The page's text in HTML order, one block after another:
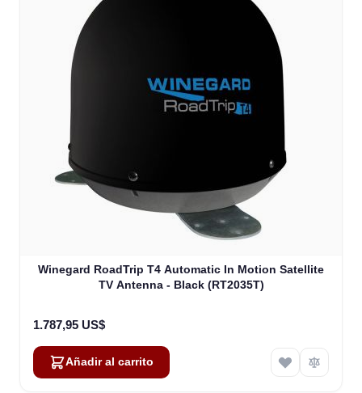
Winegard RoadTrip T4 Automatic In Motion Satellite
TV Antenna - Black (RT2035T)
1.787,95 US$
Añadir al carrito